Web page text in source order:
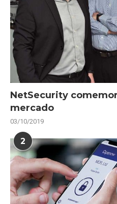
NetSecurity
mercado
03/10/2019
2